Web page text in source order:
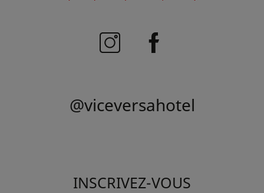
@viceversahotel
INSCRIVEZ-VOUS